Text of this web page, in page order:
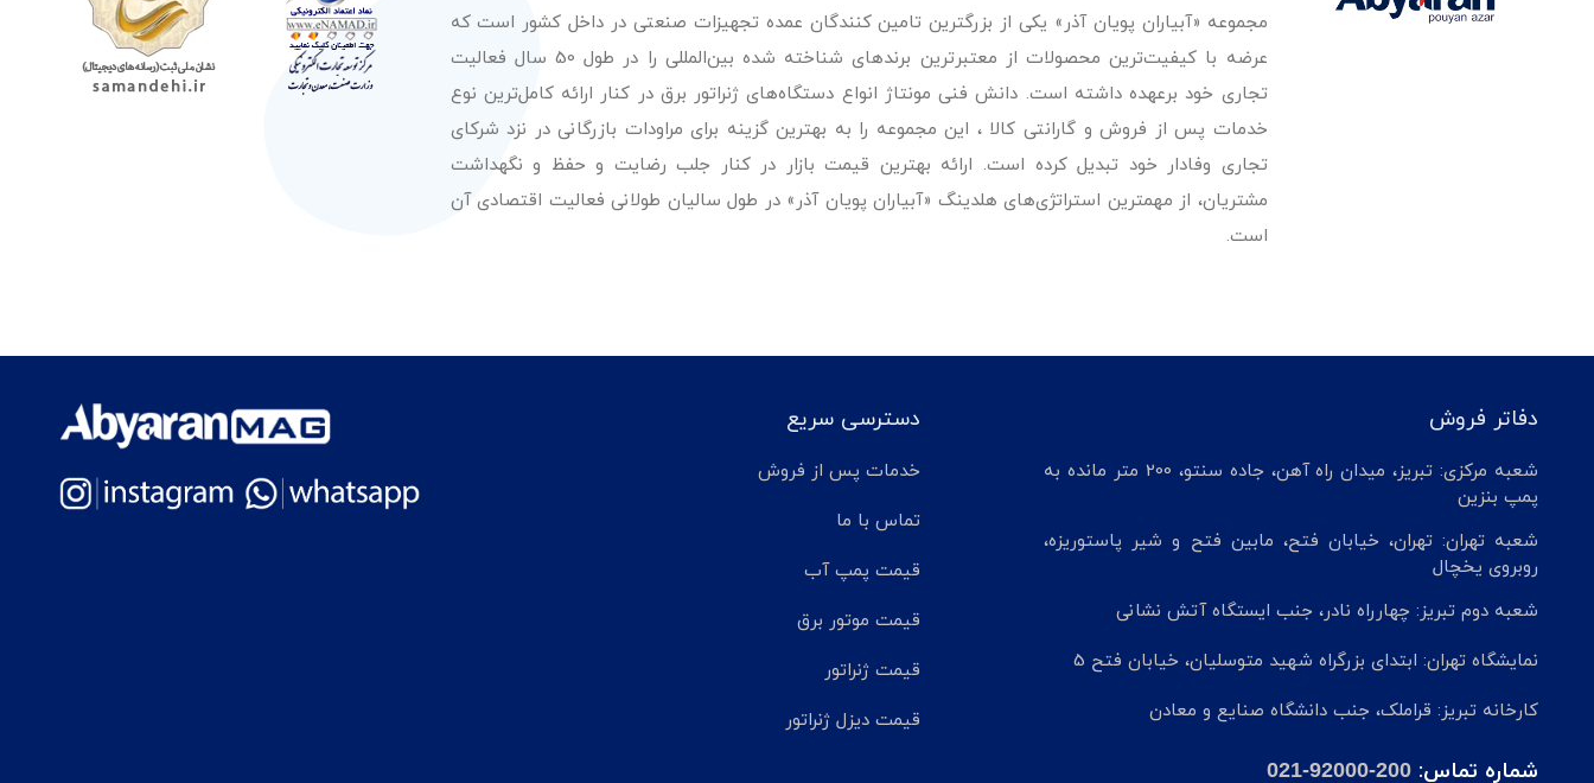
مجموعه «آبیاران پویان آذر» یکی از بزرگترین تامین کنندگان عمده تجهیزات صنعتی در داخل کشور است که
عرضه با کیفیت‌ترین محصولات از معتبرترین برندهای شناخته شده بین‌المللی را در طول 50 سال فعالیت
تجاری خود برعهده داشته است. دانش فنی مونتاژ انواع دستگاه‌های ژنراتور برق در کنار ارائه کامل‌ترین نوع
خدمات پس از فروش و گارانتی کالا ، این مجموعه را به بهترین گزینه برای مراودات بازرگانی در نزد شرکای
تجاری وفادار خود تبدیل کرده است. ارائه بهترین قیمت بازار در کنار جلب رضایت و حفظ و نگهداشت
مشتریان، از مهمترین استراتژی‌های هلدینگ «آبیاران پویان آذر» در طول سالیان طولانی فعالیت اقتصادی آن
است.
دفاتر فروش
شعبه مرکزی: تبریز، میدان راه آهن، جاده سنتو، 200 متر مانده به
پمپ بنزین
شعبه تهران: تهران، خیابان فتح، مابین فتح و شیر پاستوریزه،
روبروی یخچال
شعبه دوم تبریز: چهارراه نادر، جنب ایستگاه آتش نشانی
نمایشگاه تهران: ابتدای بزرگراه شهید متوسلیان، خیابان فتح 5
کارخانه تبریز: قراملک، جنب دانشگاه صنایع و معادن
شماره تماس: 021-92000-200
دسترسی سریع
خدمات پس از فروش
تماس با ما
قیمت پمپ آب
قیمت موتور برق
قیمت ژنراتور
قیمت دیزل ژنراتور